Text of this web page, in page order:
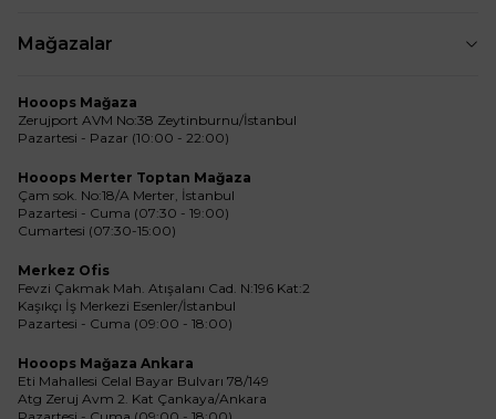
Mağazalar
Hooops Mağaza
Zerujport AVM No:38 Zeytinburnu/İstanbul
Pazartesi - Pazar (10:00 - 22:00)
Hooops Merter Toptan Mağaza
Çam sok. No:18/A Merter, İstanbul
Pazartesi - Cuma (07:30 - 19:00)
Cumartesi (07:30-15:00)
Merkez Ofis
Fevzi Çakmak Mah. Atışalanı Cad. N:196 Kat:2
Kaşıkçı İş Merkezi Esenler/İstanbul
Pazartesi - Cuma (09:00 - 18:00)
Hooops Mağaza Ankara
Eti Mahallesi Celal Bayar Bulvarı 78/149
Atg Zeruj Avm 2. Kat Çankaya/Ankara